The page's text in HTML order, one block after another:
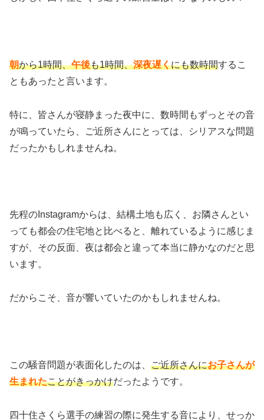
朝から1時間、午後も1時間、深夜遅くにも数時間するこ
ともあったと言います。
特に、皆さんが寝静まった夜中に、数時間もずっとその音
が鳴っていたら、ご近所さんにとっては、シリアスな問題
だったかもしれませんね。
先程のInstagramからは、結構土地も広く、お隣さんとい
っても都会の住宅地と比べると、離れているように感じま
すが、その反面、夜は都会と違って本当に静かなのだと思
います。
だからこそ、音が響いていたのかもしれませんね。
この騒音問題が表面化したのは、 ご近所さんにお子さんが
生まれたことがきっかけだったようです。
四十住さくら選手の練習の際に発生する音により、せっか